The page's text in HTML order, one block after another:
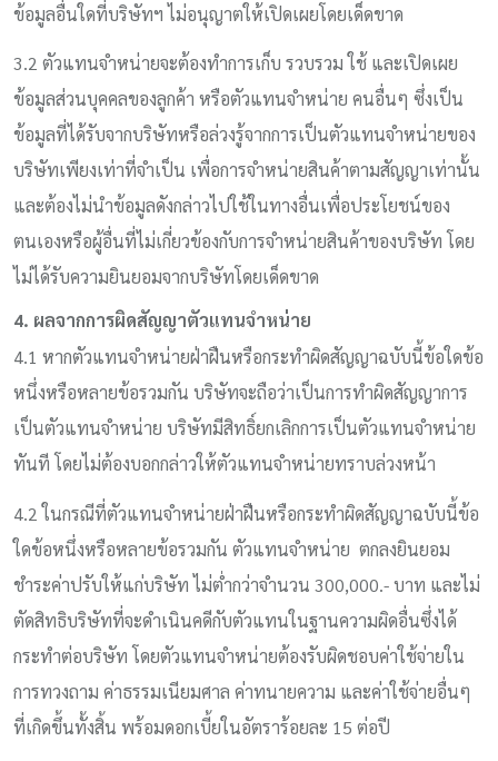
ข้อมูลอื่นใดที่บริษัทฯ ไม่อนุญาตให้เปิดเผยโดยเด็ดขาด
3.2 ตัวแทนจำหน่ายจะต้องทำการเก็บ รวบรวม ใช้ และเปิดเผย
ข้อมูลส่วนบุคคลของลูกค้า หรือตัวแทนจำหน่าย คนอื่นๆ ซึ่งเป็น
ข้อมูลที่ได้รับจากบริษัทหรือล่วงรู้จากการเป็นตัวแทนจำหน่ายของ
บริษัทเพียงเท่าที่จำเป็น เพื่อการจำหน่ายสินค้าตามสัญญาเท่านั้น
และต้องไม่นำข้อมูลดังกล่าวไปใช้ในทางอื่นเพื่อประโยชน์ของ
ตนเองหรือผู้อื่นที่ไม่เกี่ยวข้องกับการจำหน่ายสินค้าของบริษัท โดย
ไม่ได้รับความยินยอมจากบริษัทโดยเด็ดขาด
4. ผลจากการผิดสัญญาตัวแทนจำหน่าย
4.1 หากตัวแทนจำหน่ายฝ่าฝืนหรือกระทำผิดสัญญาฉบับนี้ข้อใดข้อ
หนึ่งหรือหลายข้อรวมกัน บริษัทจะถือว่าเป็นการทำผิดสัญญาการ
เป็นตัวแทนจำหน่าย บริษัทมีสิทธิ์ยกเลิกการเป็นตัวแทนจำหน่าย
ทันที โดยไม่ต้องบอกกล่าวให้ตัวแทนจำหน่ายทราบล่วงหน้า
4.2 ในกรณีที่ตัวแทนจำหน่ายฝ่าฝืนหรือกระทำผิดสัญญาฉบับนี้ข้อ
ใดข้อหนึ่งหรือหลายข้อรวมกัน ตัวแทนจำหน่าย ตกลงยินยอม
ชำระค่าปรับให้แก่บริษัท ไม่ต่ำกว่าจำนวน 300,000.- บาท และไม่
ตัดสิทธิบริษัทที่จะดำเนินคดีกับตัวแทนในฐานความผิดอื่นซึ่งได้
กระทำต่อบริษัท โดยตัวแทนจำหน่ายต้องรับผิดชอบค่าใช้จ่ายใน
การทวงถาม ค่าธรรมเนียมศาล ค่าทนายความ และค่าใช้จ่ายอื่นๆ
ที่เกิดขึ้นทั้งสิ้น พร้อมดอกเบี้ยในอัตราร้อยละ 15 ต่อปี